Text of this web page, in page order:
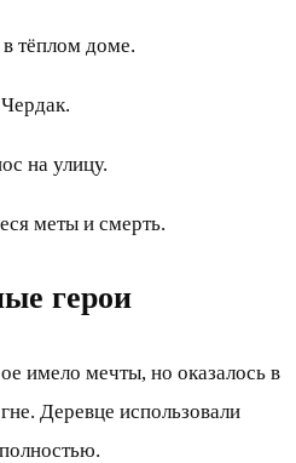
тёплом доме.
на улицу.
меты и смерть.
герои
имело мечты, но оказалось в
Деревце использовали
полностью.